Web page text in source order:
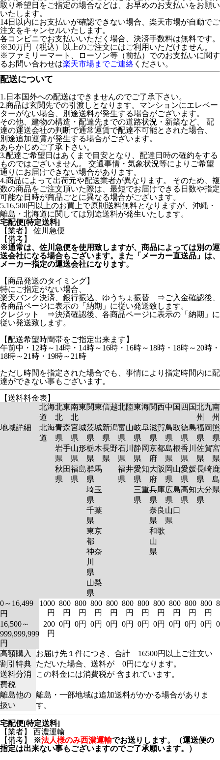
取り希望日をご指定の場合などは、お早めのお支払いをお願い
いたします。
14日以内にお支払いが確認できない場合、楽天市場が自動でご
注文をキャンセルいたします。
各コンビニでお支払いいただく場合、決済手数料は無料です。
※30万円（税込）以上のご注文にはご利用いただけません。
※ファミリーマート、ローソン等（前払）でのお支払いに関す
るお問い合わせは楽天市場までご連絡 ください。
配送について
1.日本国外への配送はできませんのでご了承下さい。
2.商品は玄関先での引渡しとなります。マンションにエレベー
ターがない場合、別途送料が発生する場合がございます。
その他、建物の構造・配達先までの道路状況・新築など、 配
達の運送会社の判断で通常運賃で配達不可能とされた場合、
別途追加運賃が発生する場合がございます。
あらかじめご了承下さい。
3.配達ご希望日はあくまで目安となり、配達日時の確約をする
ものではございません。 交通事情・気象状況等によりご希望
通りにお届けできない場合があります。
4.商品によって出荷元や配送業者が異なります。 そのため、複
数の商品をご注文頂いた際は、最短でお届けできる日数や指定
可能な日時が商品ごとに異なる場合がございます。
5.16,500円以上のお買上で原則送料無料となりますが、沖縄・
離島・北海道に関しては別途送料が発生いたします。
宅配便[特定送料]
【業者】 佐川急便
【備考】
※通常は、佐川急便を使用致しますが、商品によっては別の運
送会社になる場合もございます。また「メーカー直送品」は、
メーカー指定の運送会社になります。
【商品発送のタイミング】
特にご指定がない場合、
楽天バンク決済、銀行振込、ゆうちょ振替 ⇒ご入金確認後、
各商品ページに表示の「納期」に従い発送致します。
クレジット ⇒決済確認後、各商品ページに表示の「納期」に
従い発送致します。
【配送希望時間帯をご指定出来ます】
午前中・12時～14時・14時～16時・16時～18時・18時～20時・
18時～21時・19時～21時
ただし時間を指定された場合でも、事情により指定時間内に配
達ができない事もございます。
【送料料金表】
北海
道
北東
北
南東
北
関東信越北陸東海関西中国 四国北九
州
州
地域詳細
北海
道
青森
県
岩手
県
秋田
県
宮城
県
山形
県
福島
県
茨城
県
栃木
県
群馬
県
埼玉
県
千葉
県
東京
都
神奈
川
県
山梨
県
新潟
県
長野
県
富山
県
石川
県
福井
県
岐阜
県
静岡
県
愛知
県
三重
県
滋賀
県
京都
府
大阪
府
兵庫
県
奈良
県
和歌
山
県
鳥取
県
島根
県
岡山
県
広島
県
山口
県
徳島
県
香川
県
愛媛
県
高知
県
福岡
県
佐賀
県
長崎
県
大分
県
島
0～16,499
円
1000
円
800
円
800
円
800
円
800
円
800
円
800
円
800
円
800
円
800
円
800
円
16,500～
999,999,999
円
200
円
0円 0円 0円 0円 0円 0円 0円 0円 0円 0円
高額購入
割引特典
お届け先１件につき、合計 16500円以上ご注文い
ただいた場合、送料が 0円になります。
送料分消
費税
この料金には消費税が 含まれています。
離島他の
扱い
離島・一部地域は追加送料がかかる場合がありま
す。
宅配便[特定送料]
【業者】 西濃運輸
【備考】
※法人様のみ西濃運輸でお送りします。（運送便の
指定は出来ない事もございますのでご了承願います。）